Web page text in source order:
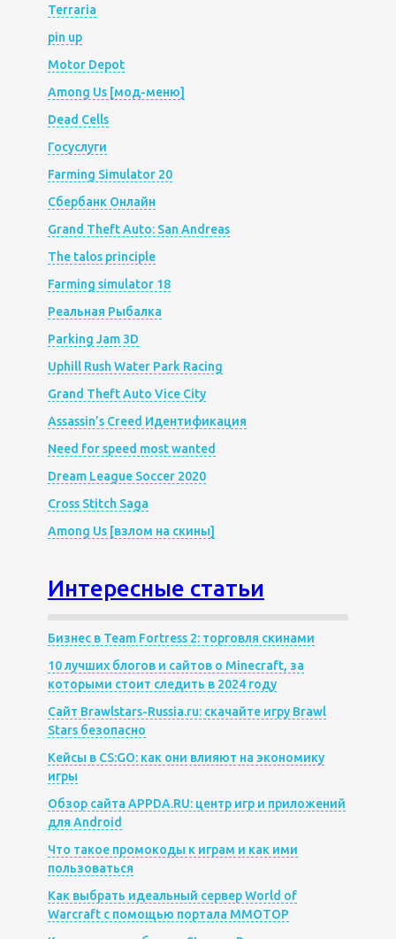
Terraria
pin up
Motor Depot
Among Us [мод-меню]
Dead Cells
Госуслуги
Farming Simulator 20
Сбербанк Онлайн
Grand Theft Auto: San Andreas
The talos principle
Farming simulator 18
Реальная Рыбалка
Parking Jam 3D
Uphill Rush Water Park Racing
Grand Theft Auto Vice City
Assassin’s Creed Идентификация
Need for speed most wanted
Dream League Soccer 2020
Cross Stitch Saga
Among Us [взлом на скины]
Интересные статьи
Бизнес в Team Fortress 2: торговля скинами
10 лучших блогов и сайтов о Minecraft, за
которыми стоит следить в 2024 году
Сайт Brawlstars-Russia.ru: скачайте игру Brawl
Stars безопасно
Кейсы в CS:GO: как они влияют на экономику
игры
Обзор сайта APPDA.RU: центр игр и приложений
для Android
Что такое промокоды к играм и как ими
пользоваться
Как выбрать идеальный сервер World of
Warcraft с помощью портала MMOTOP